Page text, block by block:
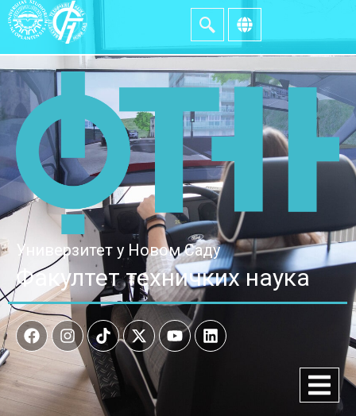
Универзитет у Новом Саду
Факултет техничких наука